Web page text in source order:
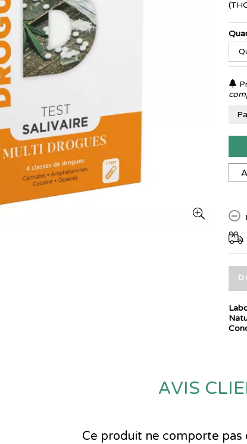
AVIS
Ce produit ne comporte pas